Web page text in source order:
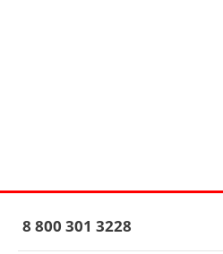
8 800 301 3228